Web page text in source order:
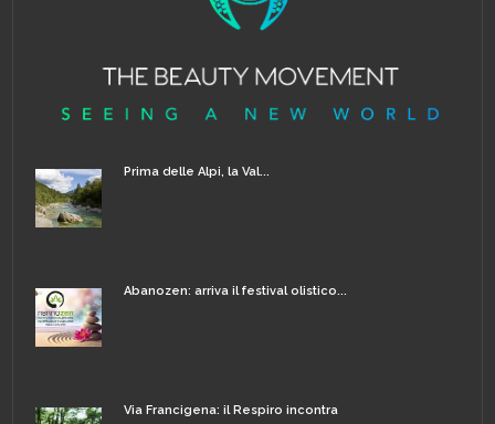
Prima delle Alpi, la Val...
Abanozen: arriva il festival olistico...
Via Francigena: il Respiro incontra